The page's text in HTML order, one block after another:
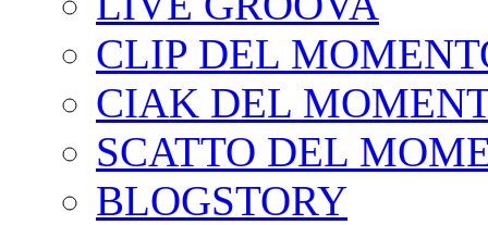
CLIP DEL
CIAK DEL
SCATTO DEL
BLOGSTORY